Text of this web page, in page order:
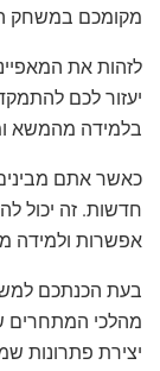
מקומכם במשחק
לזהות את
יעזור לכם
בלמידה מהמשא
כאשר אתם
חדשות. זה יכול
אפשרות ולמידה
בעת הכנתכם
מהלכי המתחרים
יצירת פתרונות